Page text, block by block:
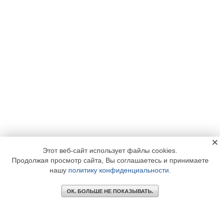
Этот веб-сайт использует файлы cookies.
Продолжая просмотр сайта, Вы соглашаетесь и принимаете
нашу политику конфиденциальности
ОК. БОЛЬШЕ НЕ ПОКАЗЫВАТЬ.
×